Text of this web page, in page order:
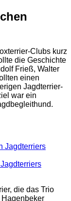
Clubs kurz
die Geschichte
Frieß, Walter
einen
Jagdterrier-
war ein
Jagdterriers
die das Trio